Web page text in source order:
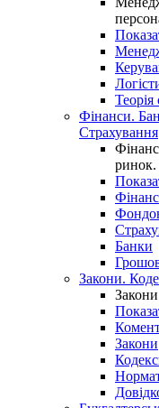
Теорія
Фінанси.
Страхування
ринок.
Банки
Закони.
Закони